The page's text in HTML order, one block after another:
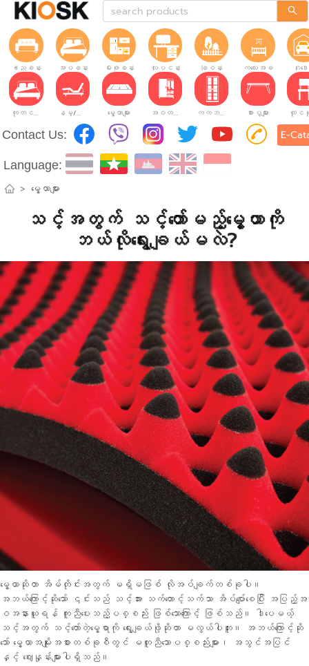
ဧည့်ခန်း အိပ်ခန်း မီးဖိုခန်း လုပ်ငန်းခွင် ခြံဝန်း ကလေးအခန်း ဂိုဒ
ကုတင်များ နိမ့်/မြင့်ချိန်ညှိနိုင်သော ကုတင်များ မွေ့ယာများ အဝတ်အစားဗီဒိုများ ကက်ဘိနက်ဗီဒိုများ စားပွဲများ
Contact Us: E-
Language:
> မွေ့ယာများ
သင့်အတွက် သင့်တော်မည့်မွေ့ယာကို
ဘယ်လိုရွေးချယ်မလဲ?
မွေ့ယာဆိုတာ အိမ်တိုင်းအတွက် မရှိမဖြစ် လိုအပ်ချက်တစ်ခုပါ။
အဘယ်ကြောင့်ဆိုသော် ၎င်းသည် သင့်အား သက်တောင့်သက်သာ အိပ်ပျော်စေပြီး အပြည့်အ
ဝအနားယူရန် ကူညီပေးသည့်ပစ္စည်း ဖြစ်သောကြောင့် ဖြစ်သည်။ ဒါပေမယ့်
သင့်အတွက် သင့်တော်တဲ့မွေ့ရာကို ရွေးချယ်ဖို့ဆိုတာ မလွယ်ပါဘူး။ အဘယ်ကြောင့်ဆို
သော် မွေ့ယာအမျိုးအစားတစ်ခုစီတွင် မတူညီသောပစ္စည်းများ၊ အသွင်အပြင်
နှင့် ဈေးနှုန်းများပါရှိသည်။